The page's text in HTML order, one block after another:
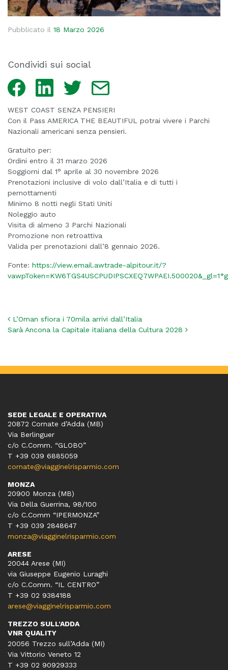
Pubblicato il 18 Marzo 2026
Condividi sui social
Facebook LinkedIn Twitter
WEST COAST SENZA PENSIERI
Con il Pass AMERICA THE BEAUTIFUL potrai vivere i Parchi
Nazionali americani senza pensieri.
Gratuito per:
Ordini entro il 31 marzo 2026
Soggiorni dal 1° aprile al 30 novembre 2026
Prenotazioni inclusive di volo dall’Italia e di tutti i
pernottamenti
Minimo 8 notti negli Stati Uniti
Noleggio auto
Visita di almeno 3 Parchi Nazionali
Promozione non retroattiva
Valida per prenotazioni dall’8 gennaio 2026.
Fonte: https://view.email.awtrade-alpitour.it/?
Navigazione articoli
L’Oman sfiora i 70mila arrivi dall’Italia
Sarà Ancona la Capitale italiana della Cultura 2028
SEDE LEGALE E OPERATIVA
20872 Cornate d’Adda (MB)
Via Berlinguer
c/o C.Comm. “GLOBO”
T +39 039 6885059
cornate@viagginelrisparmio.com
MONZA
20900 Monza (MB)
Via Della Guerrina, 98/100
c/o C.Comm “IPERMONZA”
T +39 039 2848647
monza@viagginelrisparmio.com
ARESE
20044 Arese (MI)
via Giuseppe Eugenio Luraghi
c/o C.Comm. “IL CENTRO”
T +39 02 9384188
arese@viagginelrisparmio.com
TREZZO SULL’ADDA
VNR QUALITY
20056 Trezzo sull’Adda (MI)
Via Vittorio Veneto 12
T +39 02 90929333